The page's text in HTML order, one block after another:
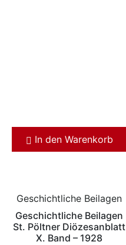
In den Warenkorb
Geschichtliche Beilagen
Geschichtliche Beilagen
St. Pöltner Diözesanblatt
X. Band – 1928